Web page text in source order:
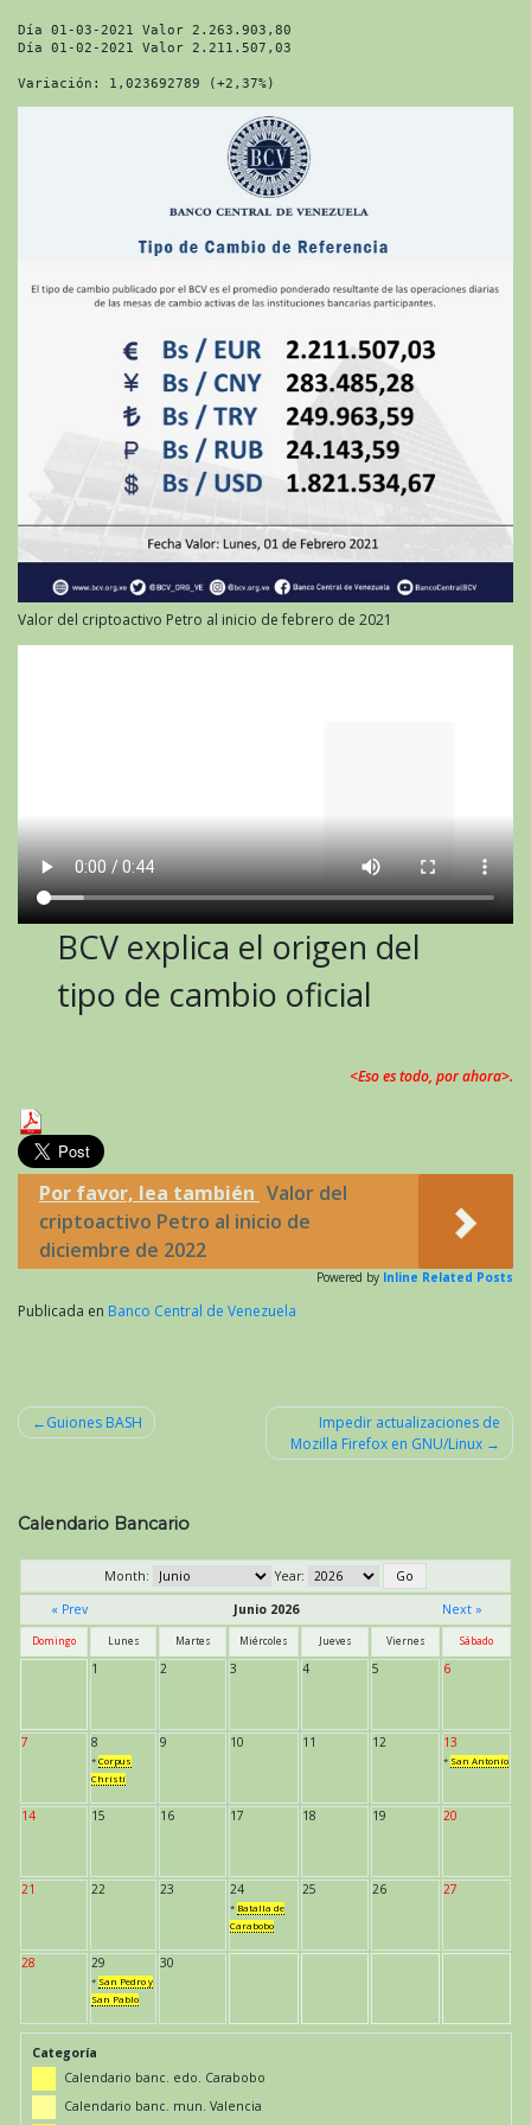
Día 01-03-2021 Valor 2.263.903,80
Día 01-02-2021 Valor 2.211.507,03
Variación: 1,023692789 (+2,37%)
Valor del criptoactivo Petro al inicio de febrero de 2021
BCV explica el origen del
tipo de cambio oficial
<Eso es todo, por ahora>.
Por favor, lea también Valor del
criptoactivo Petro al inicio de
diciembre de 2022
Powered by Inline Related Posts
Publicada en Banco Central de Venezuela
entradas
Guiones BASH
Impedir actualizaciones de
Mozilla Firefox en GNU/Linux
Calendario Bancario
Month:
Year:
« Prev
Junio 2026 Next »
Domingo Lunes Martes Miércoles Jueves Viernes Sábado
1 2 3 4 5 6
7 8
* Corpus
Christi
9 10 11 12 13
* San Antonio
14 15 16 17 18 19 20
21 22 23 24
* Batalla de
Carabobo
25 26 27
28 29
* San Pedro y
San Pablo
30
Categoría
Calendario banc. edo. Carabobo
Calendario banc. mun. Valencia